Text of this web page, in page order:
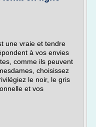
une vraie et tendre
à vos envies
comme ils peuvent
choisissez
le noir, le gris
et vos